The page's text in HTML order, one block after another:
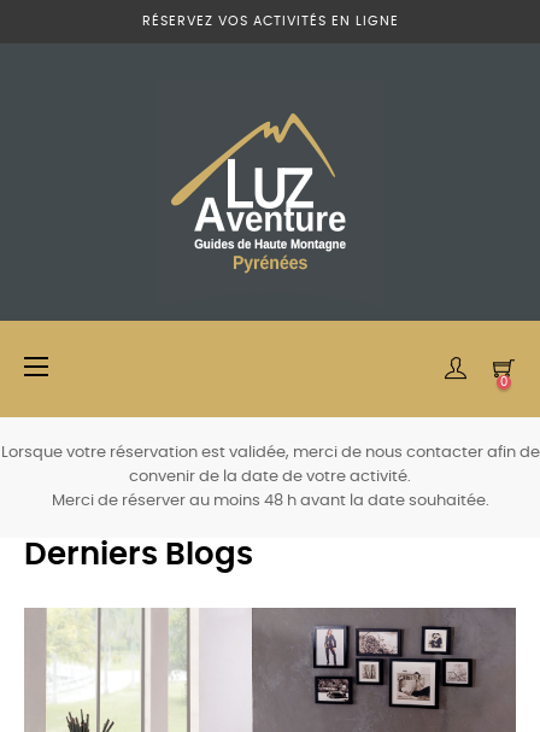
RÉSERVEZ VOS ACTIVITÉS EN LIGNE
Basculer
navigation
☰
0
Lorsque votre réservation est validée, merci de nous contacter afin de
convenir de la date de votre activité.
Merci de réserver au moins 48 h avant la date souhaitée.
Derniers Blogs